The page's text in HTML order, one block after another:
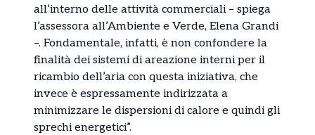
all’interno delle attività commerciali – spiega
l’assessora all’Ambiente e Verde, Elena Grandi
–. Fondamentale, infatti, è non confondere la
finalità dei sistemi di areazione interni per il
ricambio dell’aria con questa iniziativa, che
invece è espressamente indirizzata a
minimizzare le dispersioni di calore e quindi gli
sprechi energetici”.